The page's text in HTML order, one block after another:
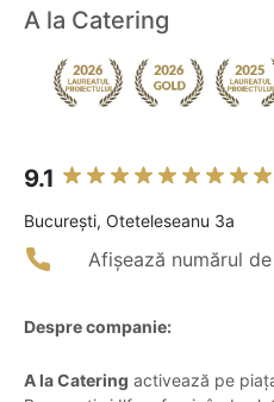
A la Catering
9.1
Bucureşti, Oteteleseanu 3a
Afișează numărul
Despre companie:
A la Catering activează pe